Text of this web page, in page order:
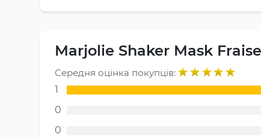
Marjolie Shaker Mask
Середня оцінка покупців:
1
0
0